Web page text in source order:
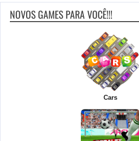
NOVOS GAMES PARA VOCÊ!!!
Cars